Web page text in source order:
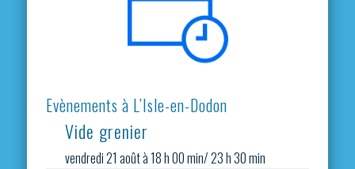
Evènements à L’Isle-en-Dodon
Vide grenier
vendredi 21 août à 18 h 00 min/23 h 30 min